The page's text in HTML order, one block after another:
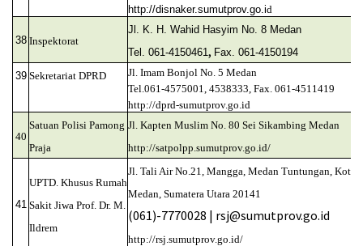
http://disnaker.sumutprov.go.id
38 Inspektorat
Jl. K. H. Wahid Hasyim No. 8 Medan
Tel. 061-4150461, Fax. 061-4150194
39 Sekretariat DPRD
Jl. Imam Bonjol No. 5 Medan
Tel.061-4575001, 4538333, Fax. 061-4511419
http://dprd-sumutprov.go.id
40
Satuan Polisi Pamong
Praja
Jl. Kapten Muslim No. 80 Sei Sikambing Medan
http://satpolpp.sumutprov.go.id/
41
UPTD. Khusus Rumah
Sakit Jiwa Prof. Dr. M.
Ildrem
Jl. Tali Air No.21, Mangga, Medan Tuntungan, Kota
Medan, Sumatera Utara 20141
(061)-7770028 | rsj@sumutprov.go.id
http://rsj.sumutprov.go.id/